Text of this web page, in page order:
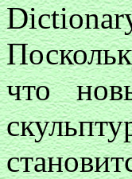
что